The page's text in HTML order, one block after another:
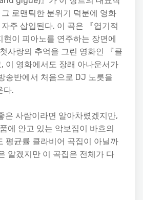
로맨틱한 분위기 덕분에 영화
주 삽입된다. 이 곡은 『엽기적
현이 피아노를 연주하는 장면에
사랑의 추억을 그린 영화인 『클
이 영화에서도 장래 아나운서가
송반에서 처음으로 DJ 노릇을
다.
은 사람이라면 알아차렸겠지만,
에 안고 있는 악보집이 바흐의
평균률 클라비어 곡집이 아닐까
알겠지만 이 곡집은 전체가 다